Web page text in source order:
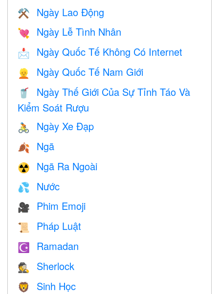
⚒️ Ngày Lao Động
💘 Ngày Lễ Tình Nhân
📩 Ngày Quốc Tế Không Có Internet
👱 Ngày Quốc Tế Nam Giới
🥤
Ngày Thế Giới Của Sự Tỉnh Táo Và
Kiểm Soát Rượu
🚴 Ngày Xe Đạp
🍂 Ngã
☢️ Ngã Ra Ngoài
💦 Nước
🎥 Phim Emoji
📜 Pháp Luật
☪️ Ramadan
🕵️ Sherlock
🦁 Sinh Học